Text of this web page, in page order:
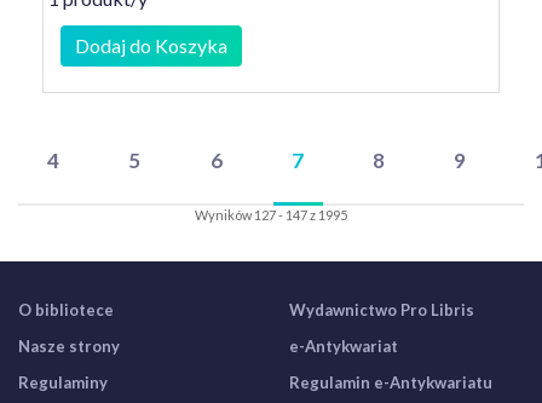
Dodaj do Koszyka
4 5 6 7 8 9
Wyników 127 - 147 z 1995
O bibliotece
Nasze strony
Regulaminy
Wydawnictwo Pro Libris
e-Antykwariat
Regulamin e-Antykwariatu